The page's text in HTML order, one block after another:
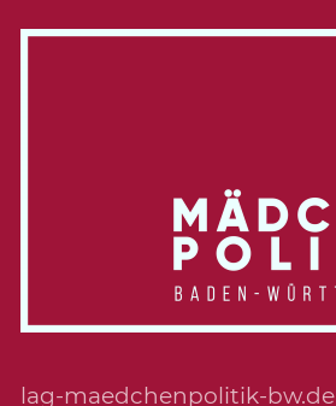
lag-maedchenpolitik-bw.de